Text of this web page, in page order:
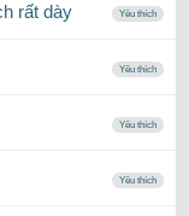
rất dày Yêu thích
Yêu thích
Yêu thích
Yêu thích